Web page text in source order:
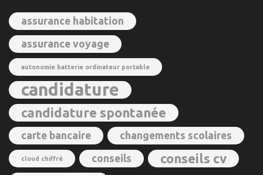
assurance habitation
assurance voyage
autonomie batterie ordinateur portable
candidature
candidature spontanée
carte bancaire changements scolaires
cloud chiffré conseils conseils cv